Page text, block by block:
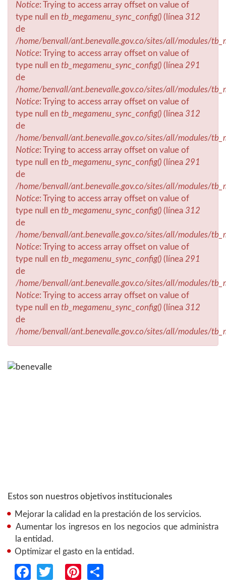
Notice: Trying to access array offset on value of
type null en tb_megamenu_sync_config() (línea 312
de
/home/benvall/ant.benevalle.gov.co/sites/all/modules/
Notice: Trying to access array offset on value of
type null en tb_megamenu_sync_config() (línea 291
de
/home/benvall/ant.benevalle.gov.co/sites/all/modules/
Notice: Trying to access array offset on value of
type null en tb_megamenu_sync_config() (línea 312
de
/home/benvall/ant.benevalle.gov.co/sites/all/modules/
Notice: Trying to access array offset on value of
type null en tb_megamenu_sync_config() (línea 291
de
/home/benvall/ant.benevalle.gov.co/sites/all/modules/
Notice: Trying to access array offset on value of
type null en tb_megamenu_sync_config() (línea 312
de
/home/benvall/ant.benevalle.gov.co/sites/all/modules/
Notice: Trying to access array offset on value of
type null en tb_megamenu_sync_config() (línea 291
de
/home/benvall/ant.benevalle.gov.co/sites/all/modules/
Notice: Trying to access array offset on value of
type null en tb_megamenu_sync_config() (línea 312
de
/home/benvall/ant.benevalle.gov.co/sites/all/modules/
Estos son nuestros objetivos institucionales
Mejorar la calidad en la prestación de los servicios.
Aumentar los ingresos en los negocios que administra
la entidad.
Optimizar el gasto en la entidad.
Facebook
TwitterPinterest